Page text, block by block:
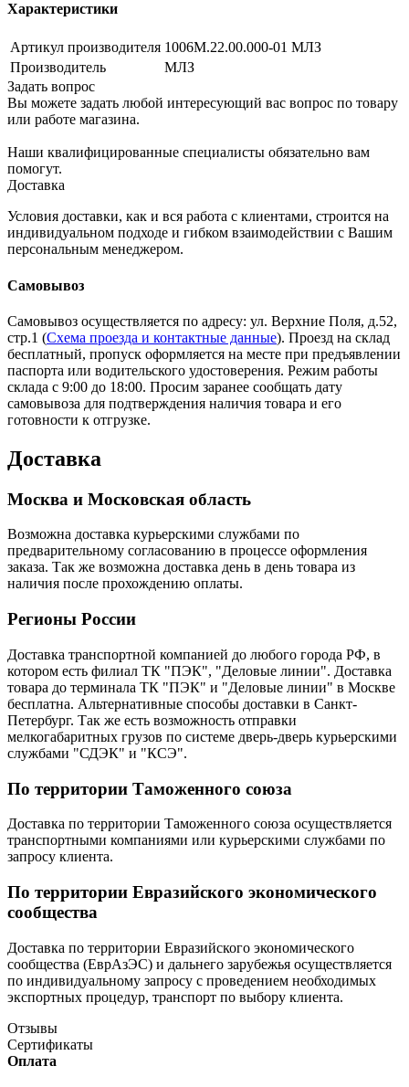
Характеристики
Артикул производителя 1006М.22.00.000-01 МЛЗ
Производитель
МЛЗ
Задать вопрос
Вы можете задать любой интересующий вас вопрос по товару
или работе магазина.
Наши квалифицированные специалисты обязательно вам
помогут.
Доставка
Условия доставки, как и вся работа с клиентами, строится на
индивидуальном подходе и гибком взаимодействии с Вашим
персональным менеджером.
Самовывоз
Самовывоз осуществляется по адресу: ул. Верхние Поля, д.52,
стр.1 (Схема проезда и контактные данные). Проезд на склад
бесплатный, пропуск оформляется на месте при предъявлении
паспорта или водительского удостоверения. Режим работы
склада с 9:00 до 18:00. Просим заранее сообщать дату
самовывоза для подтверждения наличия товара и его
готовности к отгрузке.
Доставка
Москва и Московская область
Возможна доставка курьерскими службами по
предварительному согласованию в процессе оформления
заказа. Так же возможна доставка день в день товара из
наличия после прохождению оплаты.
Регионы России
Доставка транспортной компанией до любого города РФ, в
котором есть филиал ТК "ПЭК", "Деловые линии". Доставка
товара до терминала ТК "ПЭК" и "Деловые линии" в Москве
бесплатна. Альтернативные способы доставки в Санкт-
Петербург. Так же есть возможность отправки
мелкогабаритных грузов по системе дверь-дверь курьерскими
службами "СДЭК" и "КСЭ".
По территории Таможенного союза
Доставка по территории Таможенного союза осуществляется
транспортными компаниями или курьерскими службами по
запросу клиента.
По территории Евразийского экономического
сообщества
Доставка по территории Евразийского экономического
сообщества (ЕврАзЭС) и дальнего зарубежья осуществляется
по индивидуальному запросу с проведением необходимых
экспортных процедур, транспорт по выбору клиента.
Отзывы
Сертификаты
Оплата